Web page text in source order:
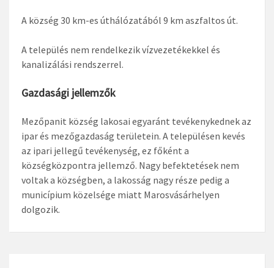
A község 30 km-es úthálózatából 9 km aszfaltos út.
A település nem rendelkezik vízvezetékekkel és
kanalizálási rendszerrel.
Gazdasági jellemzők
Mezőpanit község lakosai egyaránt tevékenykednek az
ipar és mezőgazdaság területein. A településen kevés
az ipari jellegű tevékenység, ez főként a
községközpontra jellemző. Nagy befektetések nem
voltak a községben, a lakosság nagy része pedig a
municípium közelsége miatt Marosvásárhelyen
dolgozik.